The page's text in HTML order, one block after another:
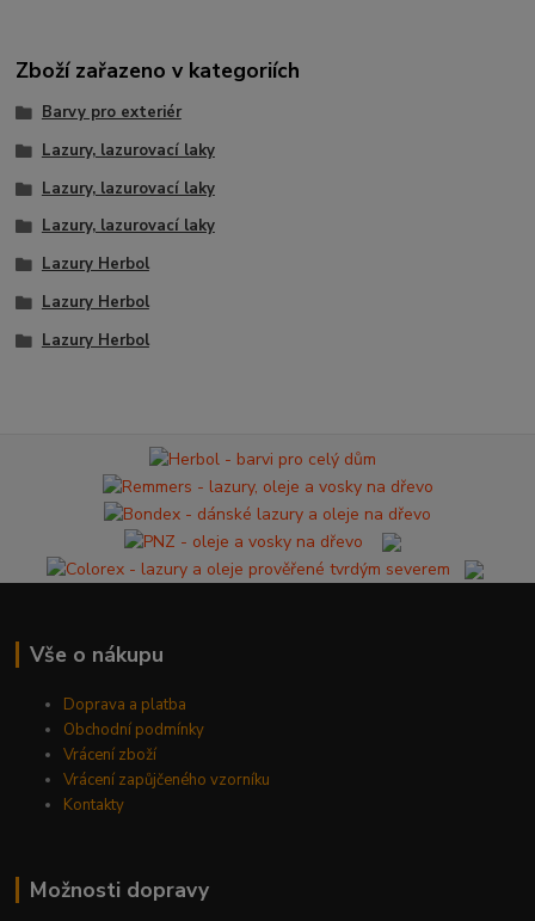
Zboží zařazeno v kategoriích
Barvy pro exteriér
Lazury, lazurovací laky
Lazury, lazurovací laky
Lazury, lazurovací laky
Lazury Herbol
Lazury Herbol
Lazury Herbol
Vše o nákupu
Doprava a platba
Obchodní podmínky
Vrácení zboží
Vrácení zapůjčeného vzorníku
Kontakty
Možnosti dopravy